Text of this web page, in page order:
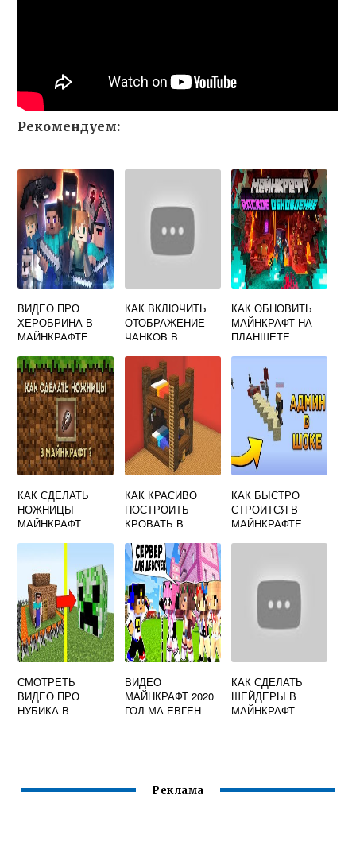
Рекомендуем:
ВИДЕО ПРО
ХЕРОБРИНА В
МАЙНКРАФТЕ
КАК ВКЛЮЧИТЬ
ОТОБРАЖЕНИЕ
ЧАНКОВ В
КАК ОБНОВИТЬ
МАЙНКРАФТ НА
ПЛАНШЕТЕ
КАК СДЕЛАТЬ
НОЖНИЦЫ
МАЙНКРАФТ
КАК КРАСИВО
ПОСТРОИТЬ
КРОВАТЬ В
КАК БЫСТРО
СТРОИТСЯ В
МАЙНКРАФТЕ
СМОТРЕТЬ
ВИДЕО ПРО
НУБИКА В
ВИДЕО
МАЙНКРАФТ 2020
ГОД МА ЕВГЕН
КАК СДЕЛАТЬ
ШЕЙДЕРЫ В
МАЙНКРАФТ
Реклама